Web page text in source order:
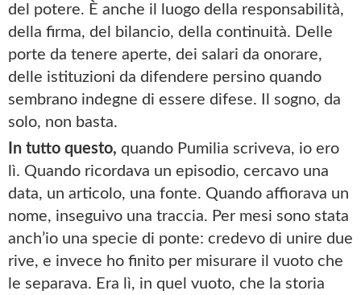
del potere. È anche il luogo della responsabilità,
della firma, del bilancio, della continuità. Delle
porte da tenere aperte, dei salari da onorare,
delle istituzioni da difendere persino quando
sembrano indegne di essere difese. Il sogno, da
solo, non basta.
In tutto questo, quando Pumilia scriveva, io ero
lì. Quando ricordava un episodio, cercavo una
data, un articolo, una fonte. Quando affiorava un
nome, inseguivo una traccia. Per mesi sono stata
anch’io una specie di ponte: credevo di unire due
rive, e invece ho finito per misurare il vuoto che
le separava. Era lì, in quel vuoto, che la storia